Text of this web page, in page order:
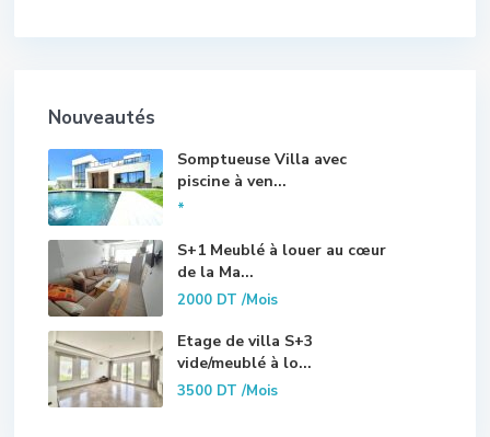
Nouveautés
Somptueuse Villa avec
piscine à ven...
*
S+1 Meublé à louer au cœur
de la Ma...
2000 DT/Mois
Etage de villa S+3
vide/meublé à lo...
3500 DT/Mois